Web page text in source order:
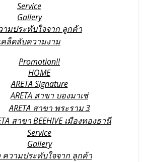
Service
Gallery
ามประทับใจจาก ลูกค้า
คล็ดลับความงาม
Promotion!!
HOME
ARETA Signature
ARETA สาขา บองมาเช่
ARETA สาขา พระราม 3
สาขา BEEHIVE เมืองทองธานี
Service
Gallery
ความประทับใจจาก ลูกค้า